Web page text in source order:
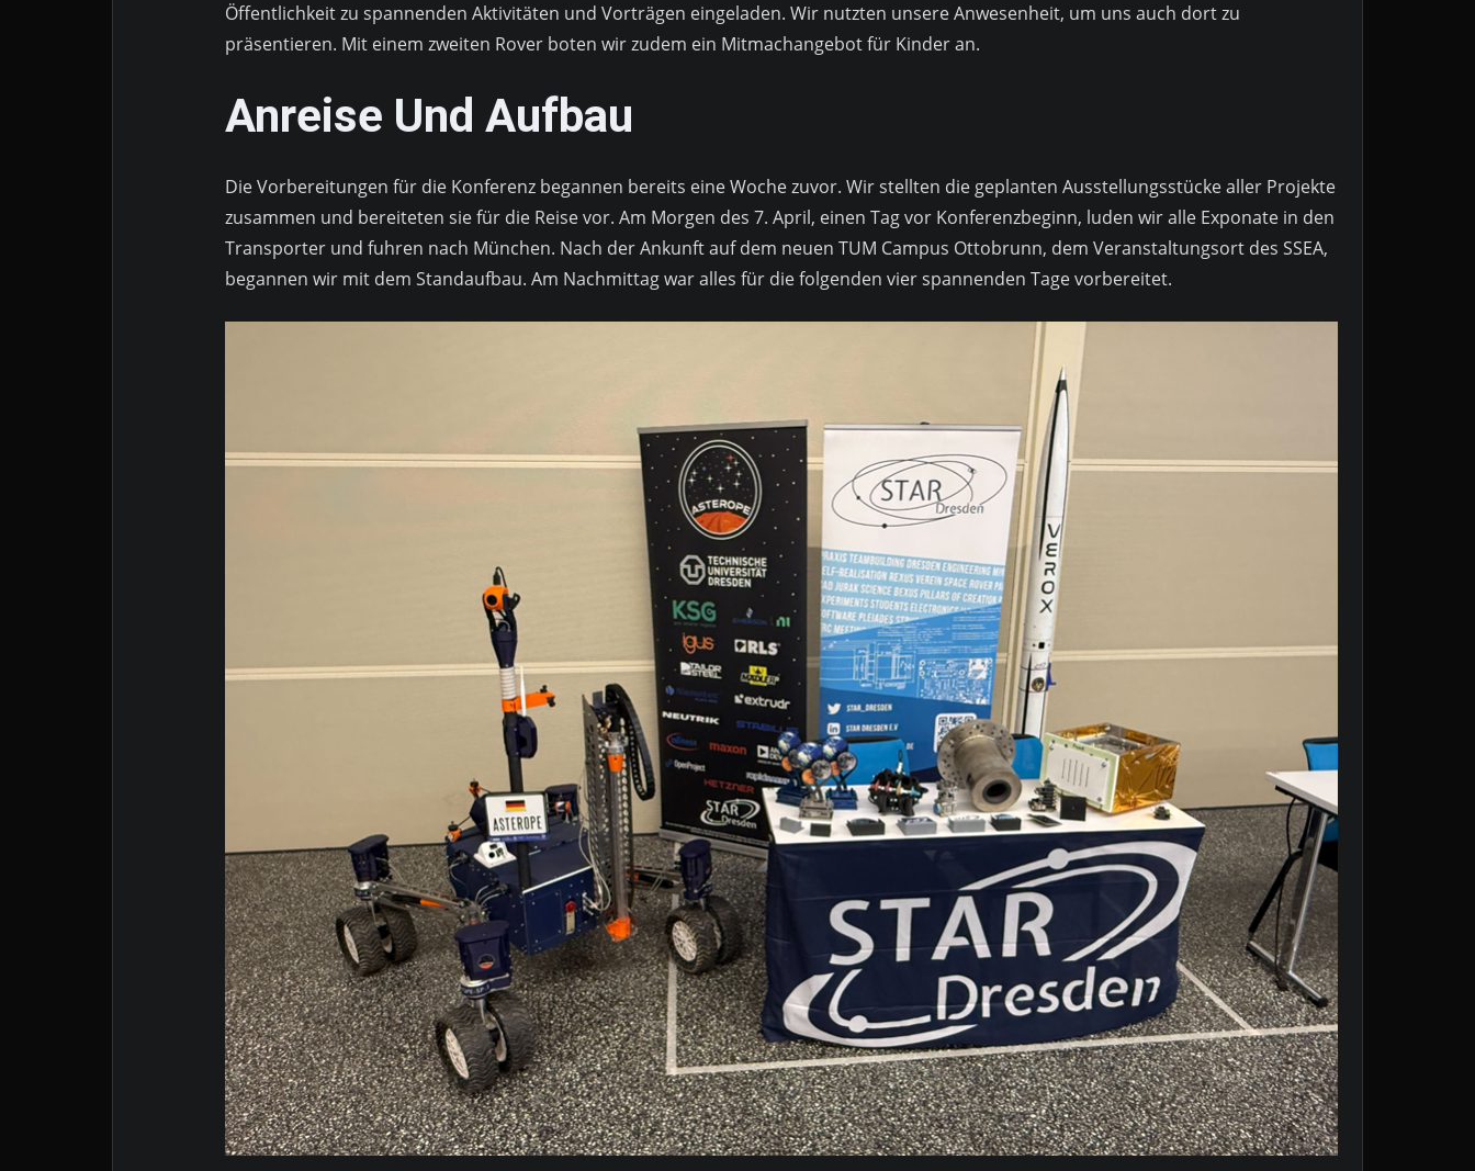
Öffentlichkeit zu spannenden Aktivitäten und Vorträgen eingeladen. Wir nutzten unsere Anwesenheit, um uns auch dort zu
präsentieren. Mit einem zweiten Rover boten wir zudem ein Mitmachangebot für Kinder an.
Anreise Und Aufbau
Die Vorbereitungen für die Konferenz begannen bereits eine Woche zuvor. Wir stellten die geplanten Ausstellungsstücke aller Projekte
zusammen und bereiteten sie für die Reise vor. Am Morgen des 7. April, einen Tag vor Konferenzbeginn, luden wir alle Exponate in den
Transporter und fuhren nach München. Nach der Ankunft auf dem neuen TUM Campus Ottobrunn, dem Veranstaltungsort des SSEA,
begannen wir mit dem Standaufbau. Am Nachmittag war alles für die folgenden vier spannenden Tage vorbereitet.